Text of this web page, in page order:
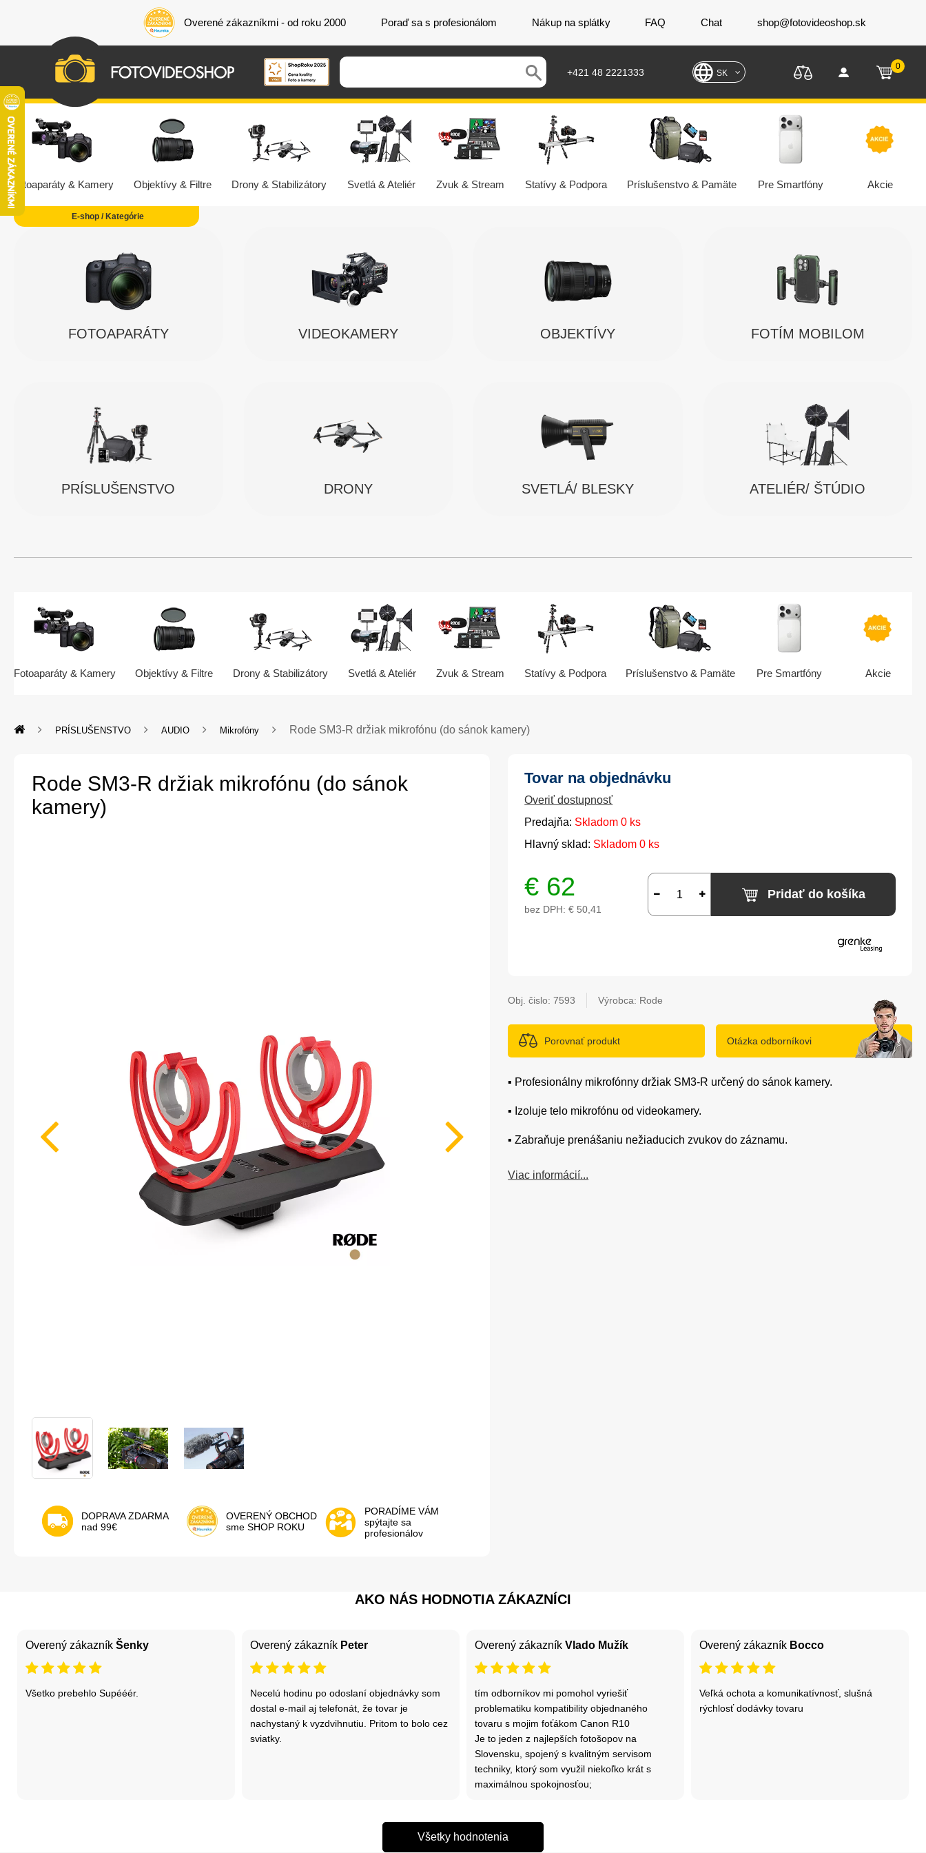
Overené zákazníkmi - od roku 2000 Poraď sa s profesionálom Nákup na splátky FAQ Chat shop@fotovideoshop.sk
+421 48 2221333 SK
0
Fotoaparáty & Kamery Objektívy & Filtre Drony & Stabilizátory Svetlá & Ateliér Zvuk & Stream Statívy & Podpora Príslušenstvo & Pamäte Pre Smartfóny Akcie
FOTOAPARÁTY VIDEOKAMERY OBJEKTÍVY FOTÍM MOBILOM
PRÍSLUŠENSTVO DRONY SVETLÁ/ BLESKY ATELIÉR/ ŠTÚDIO
Fotoaparáty & Kamery Objektívy & Filtre Drony & Stabilizátory Svetlá & Ateliér Zvuk & Stream Statívy & Podpora Príslušenstvo & Pamäte Pre Smartfóny Akcie
PRÍSLUŠENSTVO AUDIO Mikrofóny Rode SM3-R držiak mikrofónu (do sánok kamery)
Rode SM3-R držiak mikrofónu (do sánok
kamery)
DOPRAVA ZDARMA
nad 99€
OVERENÝ OBCHOD
sme SHOP ROKU
PORADÍME VÁM
spýtajte sa
profesionálov
Tovar na objednávku
Overiť dostupnosť
Predajňa: Skladom 0 ks
Hlavný sklad: Skladom 0 ks
€ 62
bez DPH: € 50,41
Pridať do košíka
Obj. čislo:7593 Výrobca: Rode
Porovnať produkt Otázka odborníkovi
▪️ Profesionálny mikrofónny držiak SM3-R určený do sánok kamery.
▪️ Izoluje telo mikrofónu od videokamery.
▪️ Zabraňuje prenášaniu nežiaducich zvukov do záznamu.
Viac informácií...
AKO NÁS HODNOTIA ZÁKAZNÍCI
Overený zákazník Šenky
Všetko prebehlo Supééér.
Overený zákazník Peter
Necelú hodinu po odoslaní objednávky som
dostal e-mail aj telefonát, že tovar je
nachystaný k vyzdvihnutiu. Pritom to bolo cez
sviatky.
Overený zákazník Vlado Mužík
tím odborníkov mi pomohol vyriešiť
problematiku kompatibility objednaného
tovaru s mojim foťákom Canon R10
Je to jeden z najlepších fotošopov na
Slovensku, spojený s kvalitným servisom
techniky, ktorý som využil niekoľko krát s
maximálnou spokojnosťou;
Overený zákazník Bocco
Veľká ochota a komunikatívnosť, slušná
rýchlosť dodávky tovaru
Všetky hodnotenia
E-shop / Kategórie